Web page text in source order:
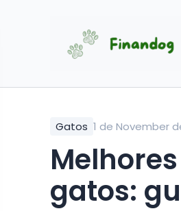
Gatos 1 de November
gatos: